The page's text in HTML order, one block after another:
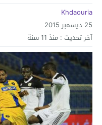
Khdaouria
25 ديسمبر 2015
آخر تحديث : منذ 11 سنة